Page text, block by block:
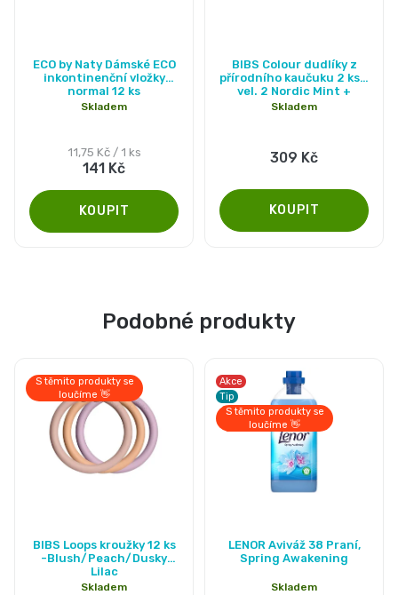
ECO by Naty Dámské ECO
inkontinenční vložky
normal 12 ks
Skladem
141 Kč
Měrná
cena:
11,75 Kč / 1 ks
BIBS Colour dudlíky z
přírodního kaučuku 2 ks -
vel. 2 Nordic Mint +
Forest Lake
Skladem
309 Kč
Podobné produkty
S těmito produkty se
loučíme 👋
BIBS Loops kroužky 12 ks
-Blush/Peach/Dusky
Lilac
hodnocení
produktu
Skladem
Akce
Tip
S těmito produkty se
loučíme 👋
LENOR Aviváž 38 Praní,
Spring Awakening
Skladem